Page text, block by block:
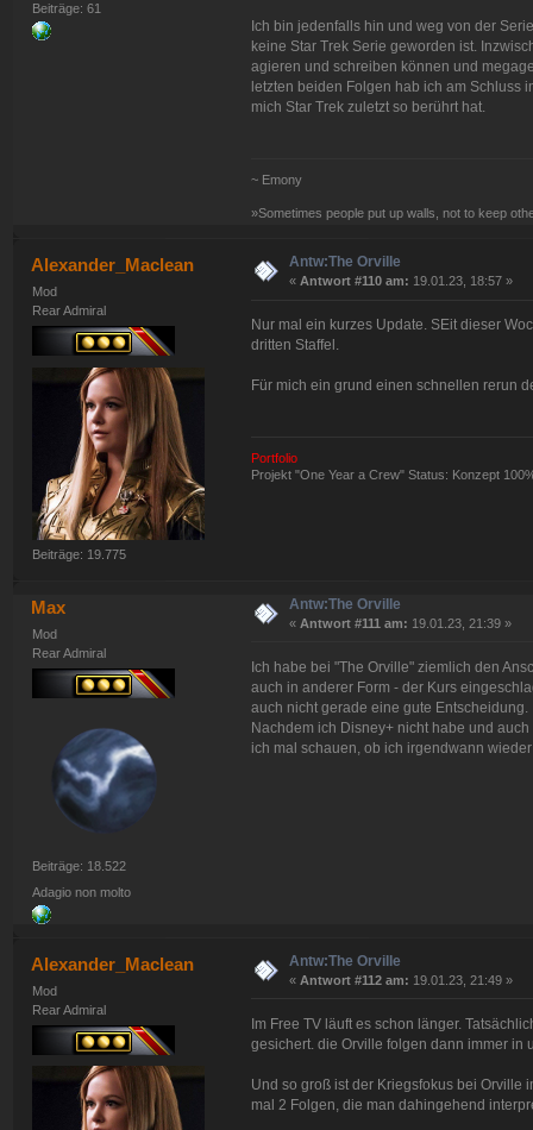
Beiträge: 61
Ich bin jedenfalls hin und weg von der
keine Star Trek Serie geworden ist.
agieren und schreiben können und
letzten beiden Folgen hab ich am Schluss
mich Star Trek zuletzt so berührt hat.
~ Emony
»Sometimes people put up walls, not to keep
Alexander_Maclean
Mod
Rear Admiral
Beiträge: 19.775
Antw:The Orville
« Antwort #110 am: 19.01.23, 18:57 »
Nur mal ein kurzes Update. SEit dieser
dritten Staffel.
Für mich ein grund einen schnellen rerun
Portfolio
Projekt "One Year a Crew" Status: Konzept
Max
Mod
Rear Admiral
Beiträge: 18.522
Adagio non molto
Antw:The Orville
« Antwort #111 am: 19.01.23, 21:39 »
Ich habe bei "The Orville" ziemlich den
auch in anderer Form - der Kurs
auch nicht gerade eine gute Entscheidung.
Nachdem ich Disney+ nicht habe und
ich mal schauen, ob ich irgendwann
Alexander_Maclean
Mod
Rear Admiral
Antw:The Orville
« Antwort #112 am: 19.01.23, 21:49 »
Im Free TV läuft es schon länger.
gesichert. die Orville folgen dann immer in
Und so groß ist der Kriegsfokus bei Orville
mal 2 Folgen, die man dahingehend